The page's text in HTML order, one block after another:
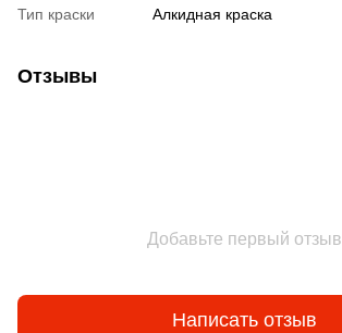
Тип краски
Алкидная краска
Отзывы
Добавьте первый отзыв
Написать отзыв